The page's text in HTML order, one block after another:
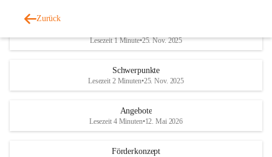
Zurück
Lesezeit 1 Minute•25. Nov. 2025
Schwerpunkte
Lesezeit 2 Minuten•25. Nov. 2025
Angebote
Lesezeit 4 Minuten•12. Mai 2026
Förderkonzept